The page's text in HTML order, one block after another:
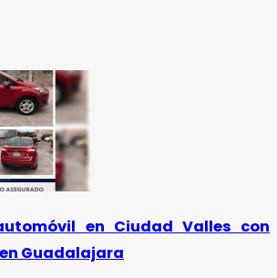
en Ciudad Valles con
Guadalajara